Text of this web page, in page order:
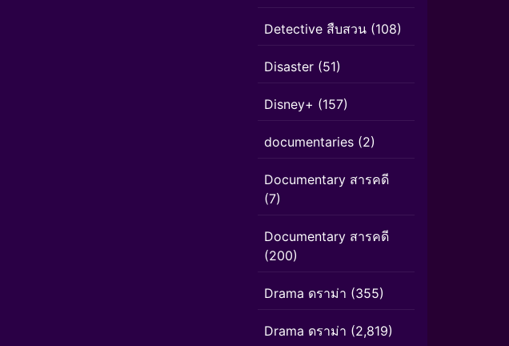
Detective สืบสวน (108)
Disaster (51)
Disney+ (157)
documentaries (2)
Documentary สารคดี
(7)
Documentary สารคดี
(200)
Drama ดราม่า (355)
Drama ดราม่า (2,819)